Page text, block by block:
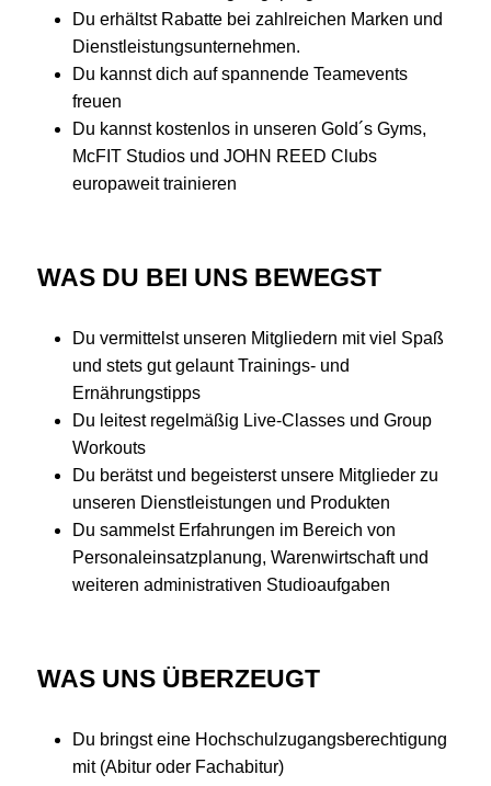
Du erhältst Rabatte bei zahlreichen Marken und
Dienstleistungsunternehmen.
Du kannst dich auf spannende Teamevents
freuen
Du kannst kostenlos in unseren Gold´s Gyms,
McFIT Studios und JOHN REED Clubs
europaweit trainieren
WAS DU BEI UNS BEWEGST
Du vermittelst unseren Mitgliedern mit viel Spaß
und stets gut gelaunt Trainings- und
Ernährungstipps
Du leitest regelmäßig Live-Classes und Group
Workouts
Du berätst und begeisterst unsere Mitglieder zu
unseren Dienstleistungen und Produkten
Du sammelst Erfahrungen im Bereich von
Personaleinsatzplanung, Warenwirtschaft und
weiteren administrativen Studioaufgaben
WAS UNS ÜBERZEUGT
Du bringst eine Hochschulzugangsberechtigung
mit (Abitur oder Fachabitur)